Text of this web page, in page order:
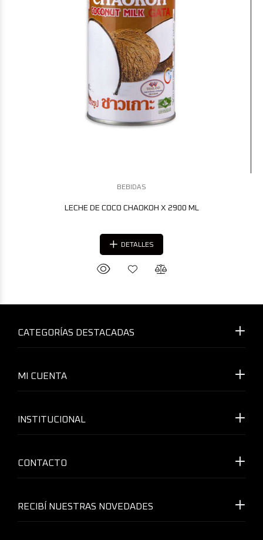
BEBIDAS
LECHE DE COCO CHAOKOH X 2900 ML
DETALLES
RECIBÍ NUESTRAS NOVEDADES
CATEGORÍAS DESTACADAS
MI CUENTA
INSTITUCIONAL
CONTACTO